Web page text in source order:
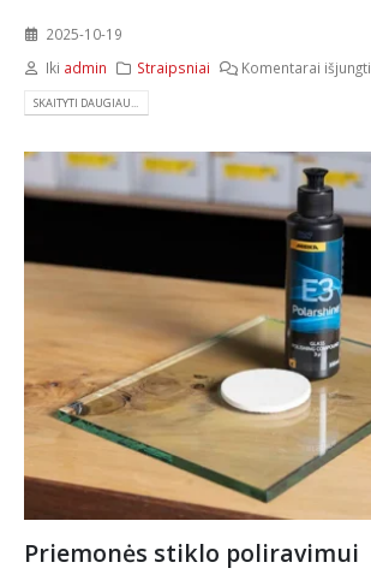
2025-10-19
Iki admin Straipsniai Komentarai išjungti
SKAITYTI DAUGIAU...
Priemonės stiklo poliravimui